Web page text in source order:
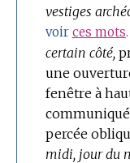
vestiges
voir ces mots.
certain côté,
une
fenêtre à
percée
midi, jour du